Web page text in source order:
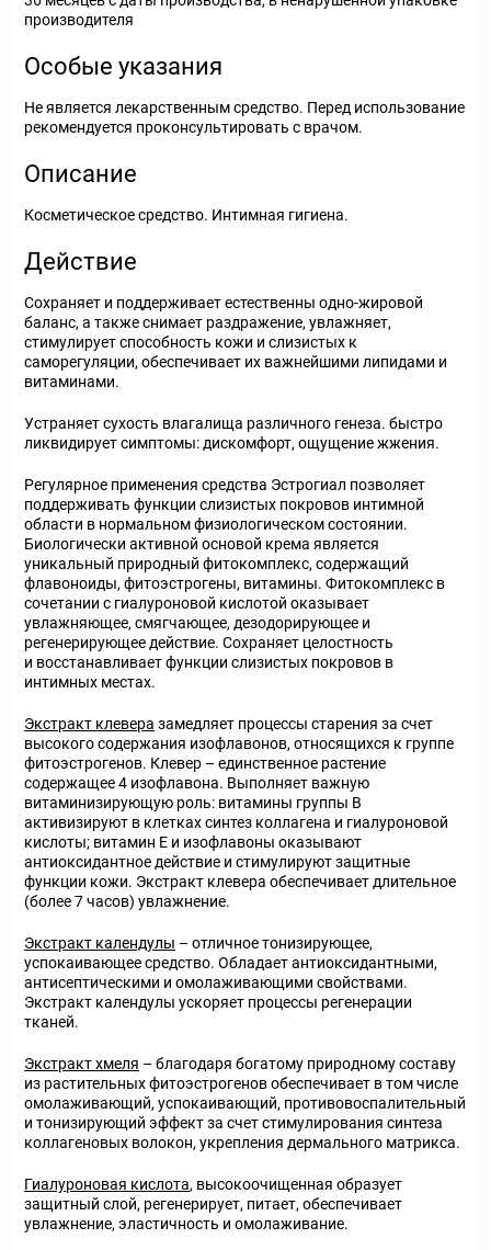
производителя
Особые указания
Не является лекарственным средство. Перед использование
рекомендуется проконсультировать с врачом.
Описание
Косметическое средство. Интимная гигиена.
Действие
Сохраняет и поддерживает естественны одно-жировой
баланс, а также снимает раздражение, увлажняет,
стимулирует способность кожи и слизистых к
саморегуляции, обеспечивает их важнейшими липидами и
витаминами.
Устраняет сухость влагалища различного генеза. быстро
ликвидирует симптомы: дискомфорт, ощущение жжения.
Регулярное применения средства Эстрогиал позволяет
поддерживать функции слизистых покровов интимной
области в нормальном физиологическом состоянии.
Биологически активной основой крема является
уникальный природный фитокомплекс, содержащий
флавоноиды, фитоэстрогены, витамины. Фитокомплекс в
сочетании с гиалуроновой кислотой оказывает
увлажняющее, смягчающее, дезодорирующее и
регенерирующее действие. Сохраняет целостность
и восстанавливает функции слизистых покровов в
интимных местах.
Экстракт клевера замедляет процессы старения за счет
высокого содержания изофлавонов, относящихся к группе
фитоэстрогенов. Клевер – единственное растение
содержащее 4 изофлавона. Выполняет важную
витаминизирующую роль: витамины группы В
активизируют в клетках синтез коллагена и гиалуроновой
кислоты; витамин Е и изофлавоны оказывают
антиоксидантное действие и стимулируют защитные
функции кожи. Экстракт клевера обеспечивает длительное
(более 7 часов) увлажнение.
Экстракт календулы – отличное тонизирующее,
успокаивающее средство. Обладает антиоксидантными,
антисептическими и омолаживающими свойствами.
Экстракт календулы ускоряет процессы регенерации
тканей.
Экстракт хмеля – благодаря богатому природному составу
из растительных фитоэстрогенов обеспечивает в том числе
омолаживающий, успокаивающий, противовоспалительный
и тонизирующий эффект за счет стимулирования синтеза
коллагеновых волокон, укрепления дермального матрикса.
Гиалуроновая кислота, высокоочищенная образует
защитный слой, регенерирует, питает, обеспечивает
увлажнение, эластичность и омолаживание.